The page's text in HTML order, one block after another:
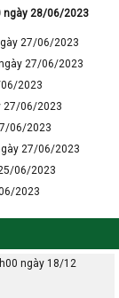
ngày 28/06/2023
27/06/2023
27/06/2023
2023
27/06/2023
06/2023
27/06/2023
06/2023
2023
ngày 18/12